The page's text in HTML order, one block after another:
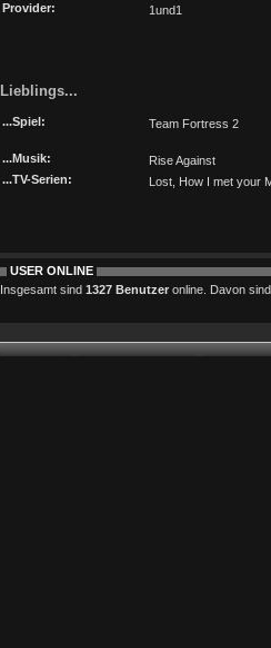
Provider:
1und1
Lieblings...
...Spiel: Team Fortress 2
...Musik:
Rise Against
...TV-Serien:
Lost, How I met your
USER ONLINE
Insgesamt sind 1327 Benutzer online. Davon